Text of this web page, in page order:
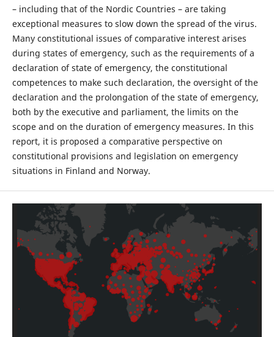
– including that of the Nordic Countries – are taking
exceptional measures to slow down the spread of the virus.
Many constitutional issues of comparative interest arises
during states of emergency, such as the requirements of a
declaration of state of emergency, the constitutional
competences to make such declaration, the oversight of the
declaration and the prolongation of the state of emergency,
both by the executive and parliament, the limits on the
scope and on the duration of emergency measures. In this
report, it is proposed a comparative perspective on
constitutional provisions and legislation on emergency
situations in Finland and Norway.